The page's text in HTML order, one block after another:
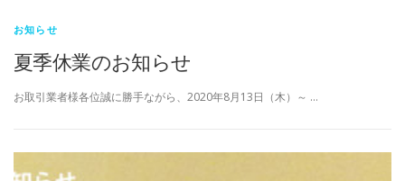
お知らせ
夏季休業のお知らせ
お取引業者様各位誠に勝手ながら、2020年8月13日（木）～ …